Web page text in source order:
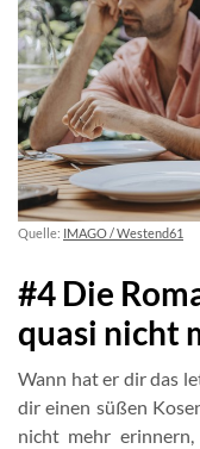
Quelle: IMAGO / Westend61
#4 Die
quasi nicht
Wann hat er dir das
dir einen süßen
nicht mehr